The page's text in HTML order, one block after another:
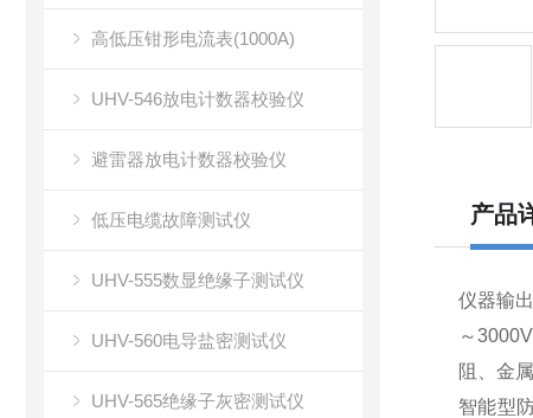
高低压钳形电流表(1000A)
UHV-546放电计数器校验仪
避雷器放电计数器校验仪
低压电缆故障测试仪
UHV-555数显绝缘子测试仪
UHV-560电导盐密测试仪
UHV-565绝缘子灰密测试仪
产品
仪器输
～
阻、金
智能型